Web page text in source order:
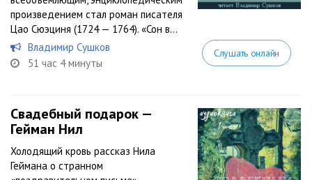
произведением стал роман писателя
Цао Сюэциня (1724 — 1764). «Сон в...
Владимир Сушков
51 час 4 минуты
Слушать онлайн
Свадебный подарок —
Гейман Нил
Холодящий кровь рассказ Нила
Геймана о странном